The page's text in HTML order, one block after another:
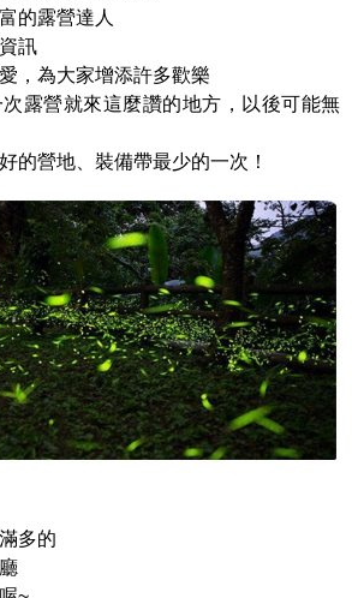
的露營達人
訊
，為大家增添許多歡樂
露營就來這麼讚的地方，以後可能無
的營地、裝備帶最少的一次！
多的